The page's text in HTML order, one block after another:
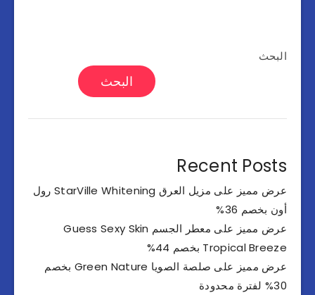
البحث
البحث
Recent Posts
عرض مميز على مزيل العرق StarVille Whitening رول
أون بخصم 36%
عرض مميز على معطر الجسم Guess Sexy Skin
Tropical Breeze بخصم 44%
عرض مميز على صلصة الصويا Green Nature بخصم
30% لفترة محدودة